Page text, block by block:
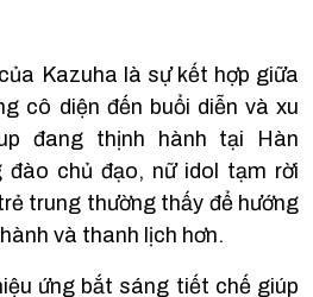
Kazuha là sự kết hợp giữa
cô diện đến buổi diễn và xu
đang thịnh hành tại Hàn
đào chủ đạo, nữ idol tạm rời
trung thường thấy để hướng
và thanh lịch hơn.
ứng bắt sáng tiết chế giúp